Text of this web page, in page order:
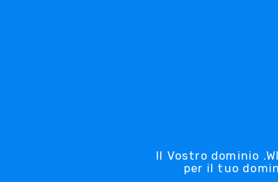
Il Vostro dominio
per il tuo